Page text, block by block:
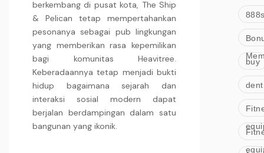
berkembang di pusat kota, The Ship
& Pelican tetap mempertahankan
pesonanya sebagai pub lingkungan
yang memberikan rasa kepemilikan
bagi komunitas Heavitree.
Keberadaannya tetap menjadi bukti
hidup bagaimana sejarah dan
interaksi sosial modern dapat
berjalan berdampingan dalam satu
bangunan yang ikonik.
buy